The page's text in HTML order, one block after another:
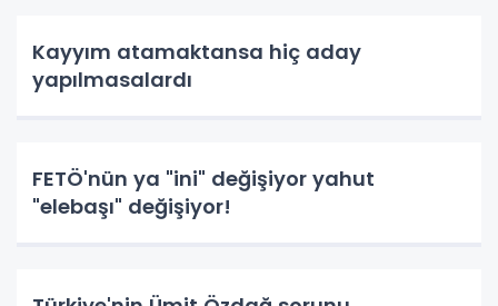
Kayyım atamaktansa hiç aday
yapılmasalardı
FETÖ'nün ya "ini" değişiyor yahut
"elebaşı" değişiyor!